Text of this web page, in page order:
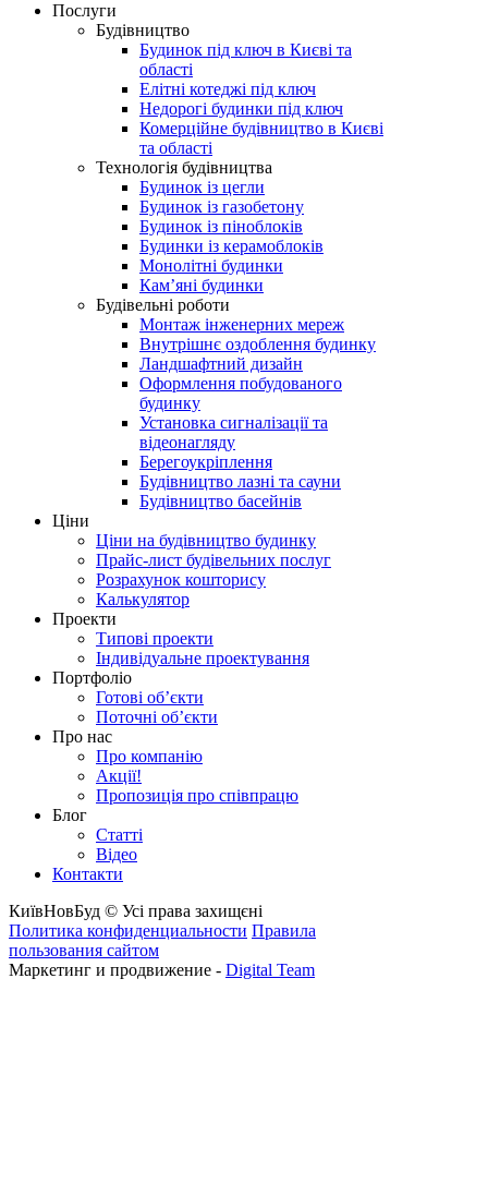
Послуги
Будівництво
Будинок під ключ в Києві та
області
Елітні котеджі під ключ
Недорогі будинки під ключ
Комерційне будівництво в Києві
та області
Технологія будівництва
Будинок із цегли
Будинок із газобетону
Будинок із піноблоків
Будинки із керамоблоків
Монолітні будинки
Кам’яні будинки
Будівельні роботи
Монтаж інженерних мереж
Внутрішнє оздоблення будинку
Ландшафтний дизайн
Оформлення побудованого
будинку
Установка сигналізації та
відеонагляду
Берегоукріплення
Будівництво лазні та сауни
Будівництво басейнів
Ціни
Ціни на будівництво будинку
Прайс-лист будівельних послуг
Розрахунок кошторису
Калькулятор
Проекти
Типові проекти
Індивідуальне проектування
Портфоліо
Готові об’єкти
Поточні об’єкти
Про нас
Про компанію
Акції!
Пропозиція про співпрацю
Блог
Статті
Відео
Контакти
КиївНовБуд © Усі права захищєні
Политика конфиденциальности Правила
пользования сайтом
Маркетинг и продвижение - Digital Team